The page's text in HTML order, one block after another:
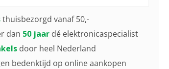
thuisbezorgd vanaf 50,-
dan 50 jaardé elektronicaspecialist
door heel Nederland
bedenktijd op online aankopen